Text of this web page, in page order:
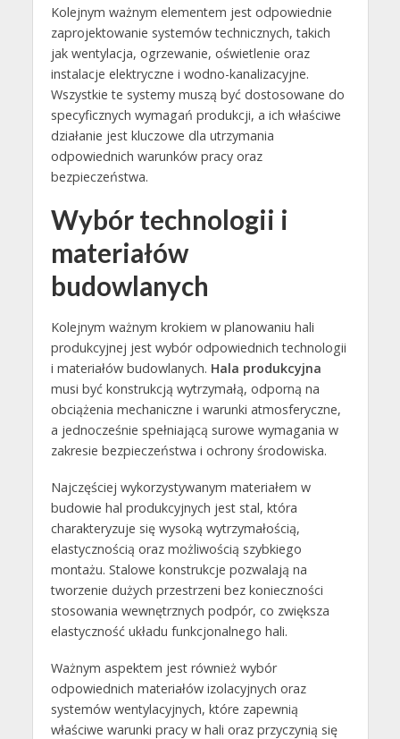
Kolejnym ważnym elementem jest odpowiednie
zaprojektowanie systemów technicznych, takich
jak wentylacja, ogrzewanie, oświetlenie oraz
instalacje elektryczne i wodno-kanalizacyjne.
Wszystkie te systemy muszą być dostosowane do
specyficznych wymagań produkcji, a ich właściwe
działanie jest kluczowe dla utrzymania
odpowiednich warunków pracy oraz
bezpieczeństwa.
Wybór technologii i
materiałów
budowlanych
Kolejnym ważnym krokiem w planowaniu hali
produkcyjnej jest wybór odpowiednich technologii
i materiałów budowlanych. Hala produkcyjna
musi być konstrukcją wytrzymałą, odporną na
obciążenia mechaniczne i warunki atmosferyczne,
a jednocześnie spełniającą surowe wymagania w
zakresie bezpieczeństwa i ochrony środowiska.
Najczęściej wykorzystywanym materiałem w
budowie hal produkcyjnych jest stal, która
charakteryzuje się wysoką wytrzymałością,
elastycznością oraz możliwością szybkiego
montażu. Stalowe konstrukcje pozwalają na
tworzenie dużych przestrzeni bez konieczności
stosowania wewnętrznych podpór, co zwiększa
elastyczność układu funkcjonalnego hali.
Ważnym aspektem jest również wybór
odpowiednich materiałów izolacyjnych oraz
systemów wentylacyjnych, które zapewnią
właściwe warunki pracy w hali oraz przyczynią się